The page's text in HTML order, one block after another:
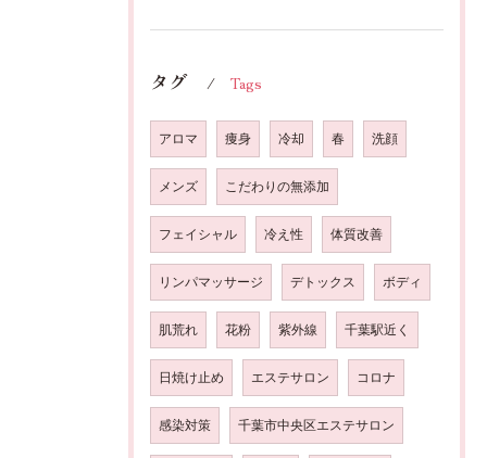
タグ Tags
アロマ 痩身 冷却 春 洗顔
メンズ こだわりの無添加
フェイシャル 冷え性 体質改善
リンパマッサージ デトックス ボディ
肌荒れ 花粉 紫外線 千葉駅近く
日焼け止め エステサロン コロナ
感染対策 千葉市中央区エステサロン